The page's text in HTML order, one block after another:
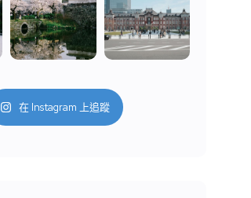
在 Instagram 上追蹤